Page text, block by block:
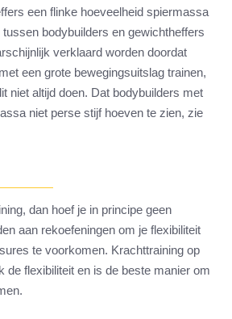
een flinke hoeveelheid spiermassa
bodybuilders en gewichtheffers
verklaard worden doordat
een grote bewegingsuitslag trainen,
niet altijd doen. Dat bodybuilders met
niet perse stijf hoeven te zien, zie
dan hoef je in principe geen
aan rekoefeningen om je flexibiliteit
te voorkomen. Krachttraining op
de flexibiliteit en is de beste manier om